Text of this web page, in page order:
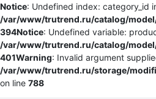
Notice: Undefined index: category_id
/var/www/trutrend.ru/catalog/
394Notice: Undefined variable:
/var/www/trutrend.ru/catalog/
401Warning: Invalid argument
/var/www/trutrend.ru/storage/
on line 788